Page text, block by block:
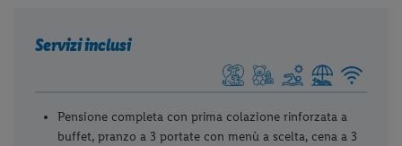
Servizi inclusi
Pensione completa con prima colazione rinforzata a
buffet, pranzo a 3 portate con menù a scelta, cena a 3